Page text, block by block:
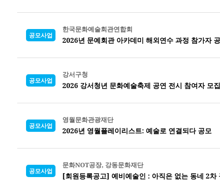
공모사업
한국문화예술회관연합회
2026년 문예회관 아카데미 해외연수 과정 참가자
공모사업
강서구청
2026 강서청년 문화예술축제 공연 전시 참여자 모집
공모사업
영월문화관광재단
2026년 영월플레이리스트: 예술로 연결되다 공모
공모사업
문화NOT공장, 강동문화재단
[회원등록공고] 예비예술인 : 아직은 없는 동네 2차